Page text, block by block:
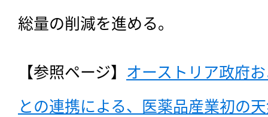
総量の削減を進める。
【参照ページ】 オーストリア政府
との連携による、医薬品産業初の